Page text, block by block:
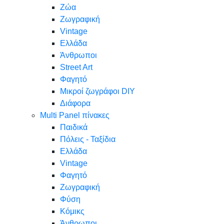
Ζώα
Ζωγραφική
Vintage
Ελλάδα
Άνθρωποι
Street Art
Φαγητό
Μικροί ζωγράφοι DIY
Διάφορα
Multi Panel πίνακες
Παιδικά
Πόλεις - Ταξίδια
Ελλάδα
Vintage
Φαγητό
Ζωγραφική
Φύση
Κόμικς